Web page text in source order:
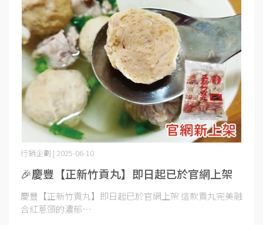
🎉慶豐【正新竹貢丸】即日起已於官網上架
行銷企劃 | 2025-06-10
慶豐【正新竹貢丸】即日起已於官網上架 這款貢丸完美融
合紅蔥頭的濃郁⋯